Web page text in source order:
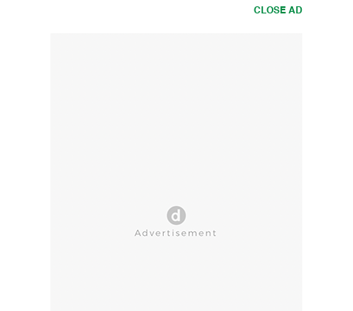
CLOSE AD